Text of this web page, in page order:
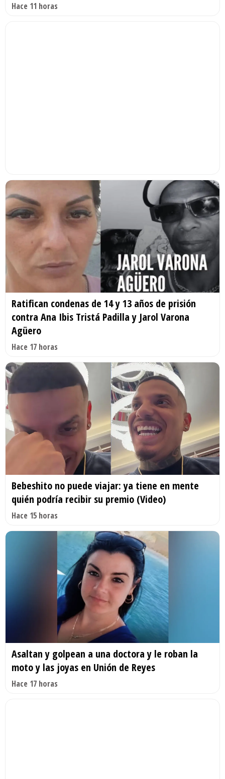
Hace 11 horas
Ratifican condenas de 14 y 13 años de prisión
contra Ana Ibis Tristá Padilla y Jarol Varona
Agüero
Hace 17 horas
Bebeshito no puede viajar: ya tiene en mente
quién podría recibir su premio (Video)
Hace 15 horas
Asaltan y golpean a una doctora y le roban la
moto y las joyas en Unión de Reyes
Hace 17 horas